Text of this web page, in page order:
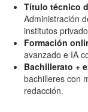
Título técnico
Administración
institutos
Formación
avanzado e IA
Bachillerato +
bachilleres con
redacción.